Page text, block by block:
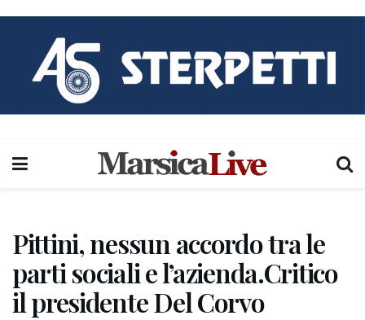
Pittini, nessun accordo tra le
parti sociali e l’azienda.Critico
il presidente Del Corvo